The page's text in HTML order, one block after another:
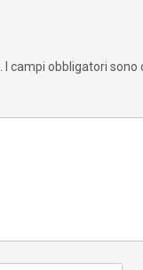
I campi obbligatori